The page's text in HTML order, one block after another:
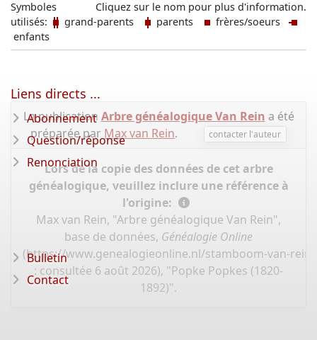
Cliquez sur le nom pour plus d'information.
Symboles
utilisés:
grand-parents parents
frères/soeurs
enfants
La publication Arbre généalogique Van Rein a été
préparée par Max van Rein. contacter l'auteur
Lors de la copie des données de cet arbre
généalogique, veuillez inclure une référence à
l'origine:
Max van Rein, "Arbre généalogique Van Rein",
base de données, Généalogie Online
(https://www.genealogieonline.nl/stamboom-van-
: consultée 6 août 2026), "Popke Popkes (1820-
1892)".
Liens directs ...
Abonnement
Question/réponse
Renonciation
Bulletin
Contact